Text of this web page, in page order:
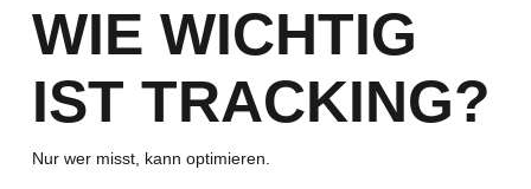
WIE WICHTIG
IST TRACKING?
Nur wer misst, kann optimieren.